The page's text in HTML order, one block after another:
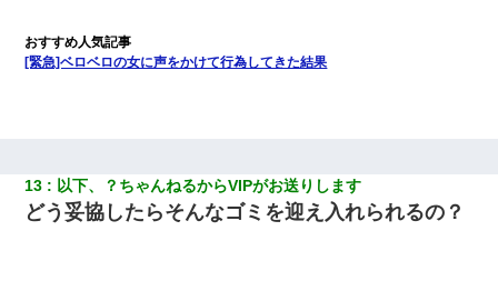
[緊急]ベロベロの女に声をかけて行為してきた結果
13 以下、？ちゃんねるからVIPがお送りします
どう妥協したらそんなゴミを迎え入れられるの？